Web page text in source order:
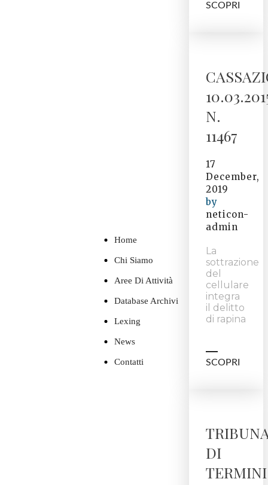
Home
Chi Siamo
Aree Di Attività
Database Archivi
Lexing
News
Contatti
SCOPRI
N.
11467
17
December,
2019
by
neticon-
admin
La
sottrazione
del
cellulare
integra
il delitto
di rapina
SCOPRI
DI
TERMINI